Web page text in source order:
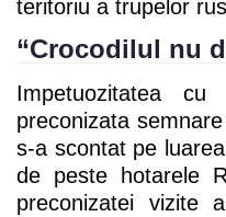
teritoriu a trupelor
“Crocodilul nu
Impetuozitatea
preconizata
s-a scontat pe
de peste hotarele
preconizatei vizite